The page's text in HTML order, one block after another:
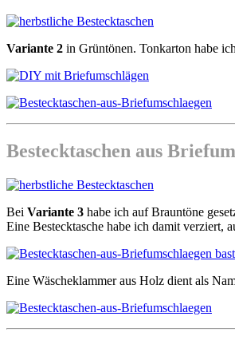
Variante 2 in Grüntönen. Tonkarton habe
Bestecktaschen aus
Bei Variante 3 habe ich auf Brauntöne
Eine Bestecktasche habe ich damit verziert,
Eine Wäscheklammer aus Holz dient als